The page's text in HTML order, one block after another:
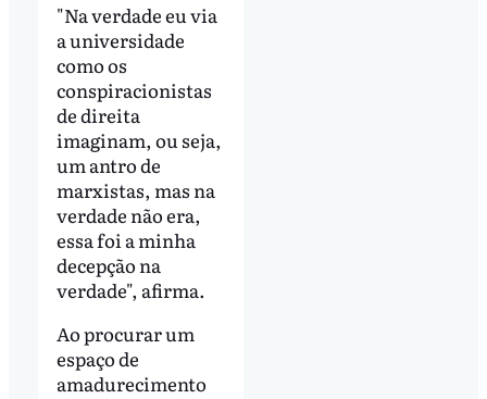
"Na verdade eu via
a universidade
como os
conspiracionistas
de direita
imaginam, ou seja,
um antro de
marxistas, mas na
verdade não era,
essa foi a minha
decepção na
verdade", afirma.
Ao procurar um
espaço de
amadurecimento